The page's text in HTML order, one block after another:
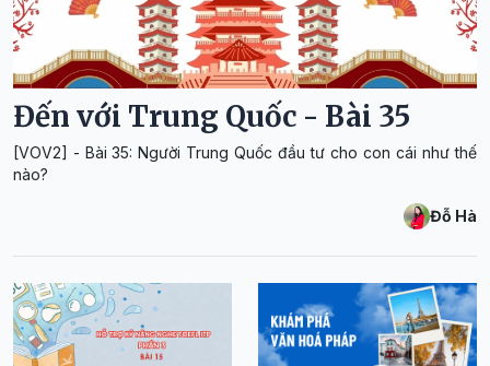
Đến với Trung Quốc - Bài 35
[VOV2] - Bài 35: Người Trung Quốc đầu tư cho con cái như thế
nào?
Đỗ Hà